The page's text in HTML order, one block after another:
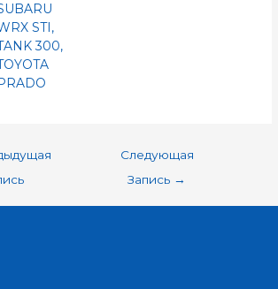
STI,
300,
PRADO
Следующая
Запись →